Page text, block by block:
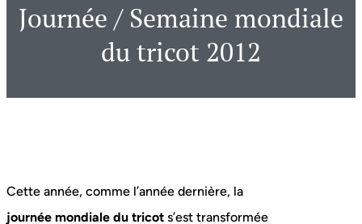
Journée / Semaine mondiale
du tricot 2012
Cette année, comme l’année dernière, la
journée mondiale du tricot s’est transformée